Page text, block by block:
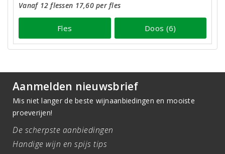
Vanaf 12 flessen 17,60 per fles
Fles Doos (6)
Aanmelden nieuwsbrief
Mis niet langer de beste wijnaanbiedingen en mooiste
proeverijen!
De scherpste aanbiedingen
Handige wijn en spijs tips